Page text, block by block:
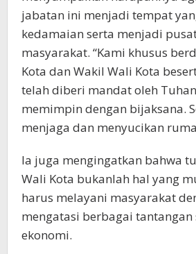
jabatan ini menjadi tempat
kedamaian serta menjadi
masyarakat. “Kami khusus
Kota dan Wakil Wali Kota
telah diberi mandat oleh
memimpin dengan bijaksana.
menjaga dan menyucikan
Ia juga mengingatkan bahwa
Wali Kota bukanlah hal yang
harus melayani masyarakat
mengatasi berbagai tantangan
ekonomi.